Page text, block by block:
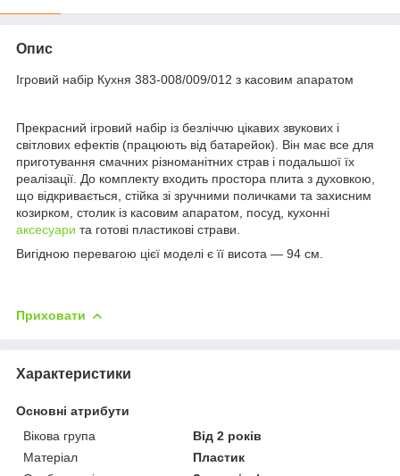
Опис
Ігровий набір Кухня 383-008/009/012 з касовим апаратом
Прекрасний ігровий набір із безліччю цікавих звукових і
світлових ефектів (працюють від батарейок). Він має все для
приготування смачних різноманітних страв і подальшої їх
реалізації. До комплекту входить простора плита з духовкою,
що відкривається, стійка зі зручними поличками та захисним
козирком, столик із касовим апаратом, посуд, кухонні
аксесуари та готові пластикові страви.
Вигідною перевагою цієї моделі є її висота — 94 см.
Приховати
Характеристики
Основні атрибути
Вікова група
Від 2 років
Матеріал
Пластик